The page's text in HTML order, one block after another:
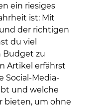
ein riesiges
ist: Mit
der richtigen
du viel
Budget zu
Artikel erfährst
Social-Media-
und welche
bieten, um ohne